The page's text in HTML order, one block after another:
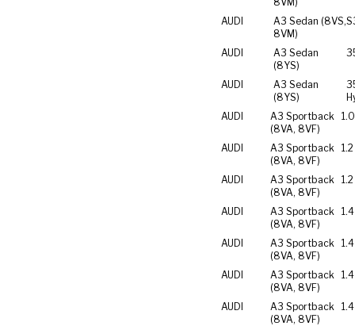
AUDI
A3 Sedan (8VS,
8VM)
AUDI
A3 Sedan
(8YS)
AUDI
A3 Sedan
(8YS)
AUDI
A3 Sportback
(8VA, 8VF)
AUDI
A3 Sportback
(8VA, 8VF)
AUDI
A3 Sportback
(8VA, 8VF)
AUDI
A3 Sportback
(8VA, 8VF)
AUDI
A3 Sportback
(8VA, 8VF)
AUDI
A3 Sportback
(8VA, 8VF)
AUDI
A3 Sportback
(8VA, 8VF)